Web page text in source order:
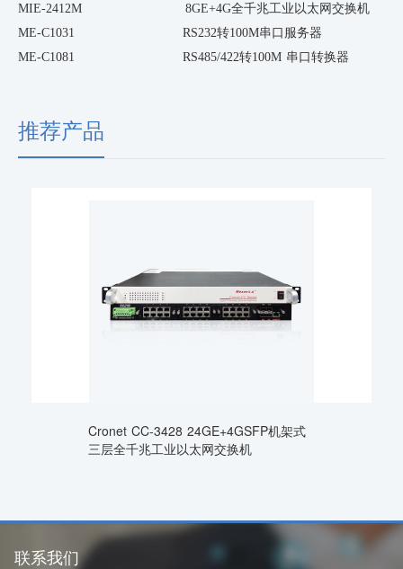
MIE-2412M 8GE+4G全千兆工业以太网交换机
ME-C1031 RS232转100M串口服务器
ME-C1081 RS485/422转100M 串口转换器
推荐产品
Cronet CC-3428 24GE+4GSFP机架式
三层全千兆工业以太网交换机
联系我们